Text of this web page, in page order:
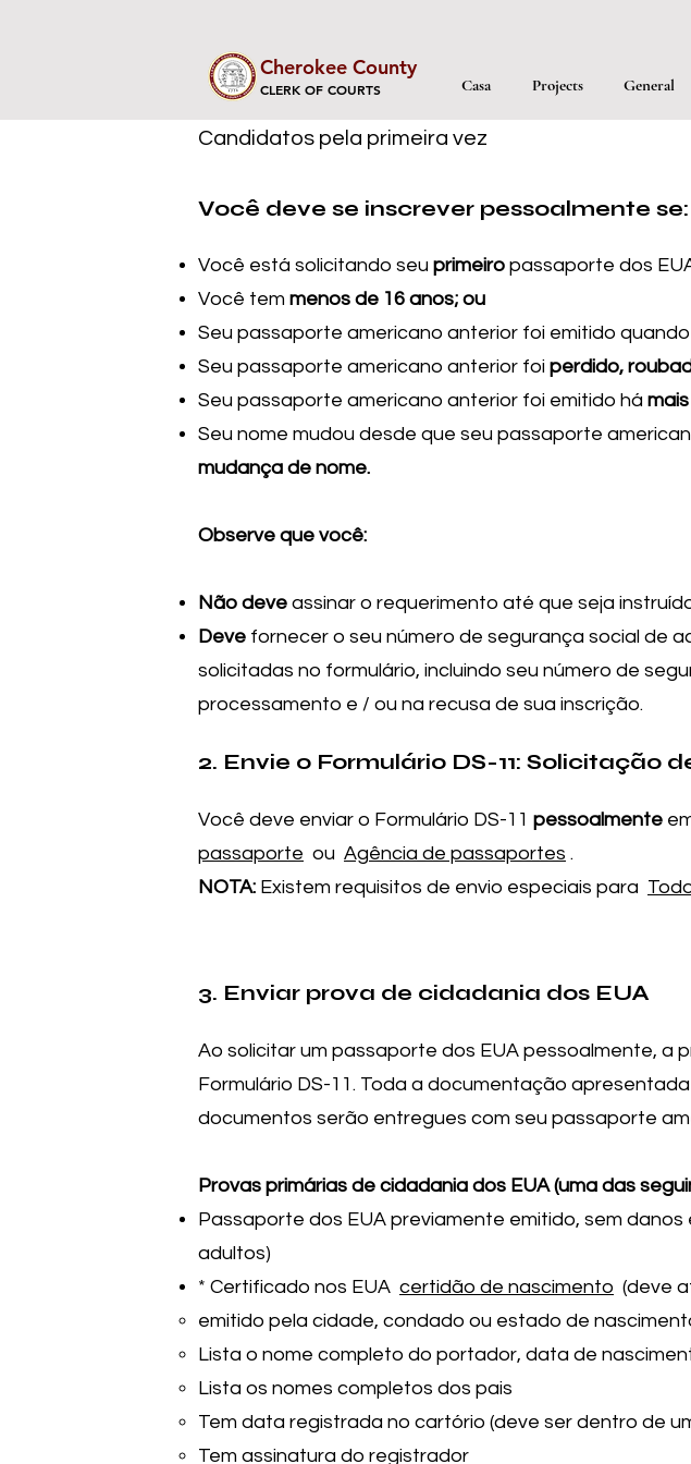
Cherokee County
CLERK OF COURTS Casa Projects General
Candidatos pela primeira vez
Você deve se inscrever pessoalmente se:
Você está solicitando seu primeiro passaporte dos
Você tem menos de 16 anos; ou
Seu passaporte americano anterior foi emitido
Seu passaporte americano anterior foi perdido,
Seu passaporte americano anterior foi emitido há
Seu nome mudou desde que seu passaporte
mudança de nome.
Observe que você:
Não deve assinar o requerimento até que seja
Deve fornecer o seu número de segurança social de
solicitadas no formulário, incluindo seu número de
processamento e / ou na recusa de sua inscrição.
2. Envie o Formulário DS-11: Solicitação
Você deve enviar o Formulário DS-11 pessoalmente
passaporte ou Agência de passaportes .
NOTA: Existem requisitos de envio especiais para
3. Enviar prova de cidadania dos EUA
Ao solicitar um passaporte dos EUA pessoalmente, a
Formulário DS-11. Toda a documentação
documentos serão entregues com seu passaporte
Provas primárias de cidadania dos EUA (uma das
Passaporte dos EUA previamente emitido, sem
adultos)
* Certificado nos EUA certidão de nascimento (deve
emitido pela cidade, condado ou estado de
Lista o nome completo do portador, data de
Lista os nomes completos dos pais
Tem data registrada no cartório (deve ser dentro de
Tem assinatura do registrador